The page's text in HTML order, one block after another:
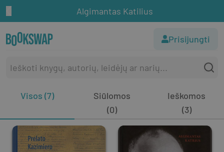
Algimantas Katilius
Prisijungti
Visos (7)
Siūlomos
(0)
Ieškomos
(3)